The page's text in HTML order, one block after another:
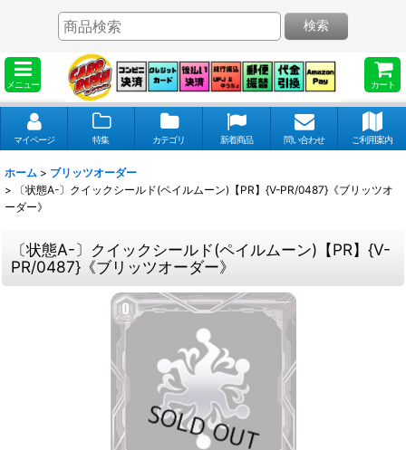
メニュー カート
検索
マイページ 特集 カテゴリ 新着商品 問い合わせ ご利用案内
ホーム > ブリッツオーダー
>
〔状態A-〕クイックシールド(ペイルムーン)【PR】{V-PR/0487}《ブリッツオ
ーダー》
〔状態A-〕クイックシールド(ペイルムーン)【PR】{V-
PR/0487}《ブリッツオーダー》